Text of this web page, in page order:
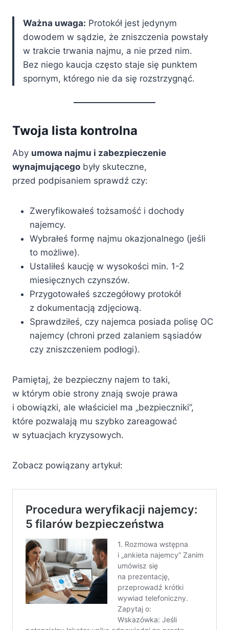
Ważna uwaga: Protokół jest jedynym
dowodem w sądzie, że zniszczenia powstały
w trakcie trwania najmu, a nie przed nim.
Bez niego kaucja często staje się punktem
spornym, którego nie da się rozstrzygnąć.
Twoja lista kontrolna
Aby umowa najmu i zabezpieczenie
wynajmującego były skuteczne,
przed podpisaniem sprawdź czy:
Zweryfikowałeś tożsamość i dochody
najemcy.
Wybrałeś formę najmu okazjonalnego (jeśli
to możliwe).
Ustaliłeś kaucję w wysokości min. 1-2
miesięcznych czynszów.
Przygotowałeś szczegółowy protokół
z dokumentacją zdjęciową.
Sprawdziłeś, czy najemca posiada polisę OC
najemcy (chroni przed zalaniem sąsiadów
czy zniszczeniem podłogi).
Pamiętaj, że bezpieczny najem to taki,
w którym obie strony znają swoje prawa
i obowiązki, ale właściciel ma „bezpieczniki”,
które pozwalają mu szybko zareagować
w sytuacjach kryzysowych.
Zobacz powiązany artykuł: